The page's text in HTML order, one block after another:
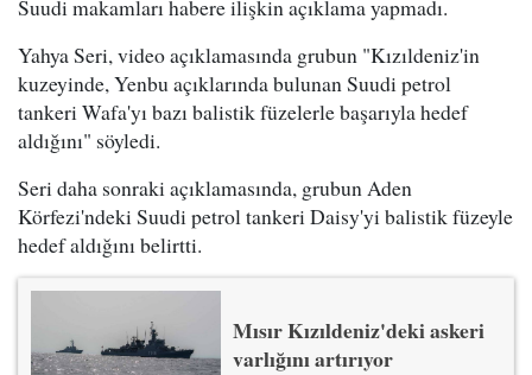
Suudi makamları habere ilişkin açıklama yapmadı.
Yahya Seri, video açıklamasında grubun "Kızıldeniz'in
kuzeyinde, Yenbu açıklarında bulunan Suudi petrol
tankeri Wafa'yı bazı balistik füzelerle başarıyla hedef
aldığını" söyledi.
Seri daha sonraki açıklamasında, grubun Aden
Körfezi'ndeki Suudi petrol tankeri Daisy'yi balistik füzeyle
hedef aldığını belirtti.
Mısır Kızıldeniz'deki askeri
varlığını artırıyor